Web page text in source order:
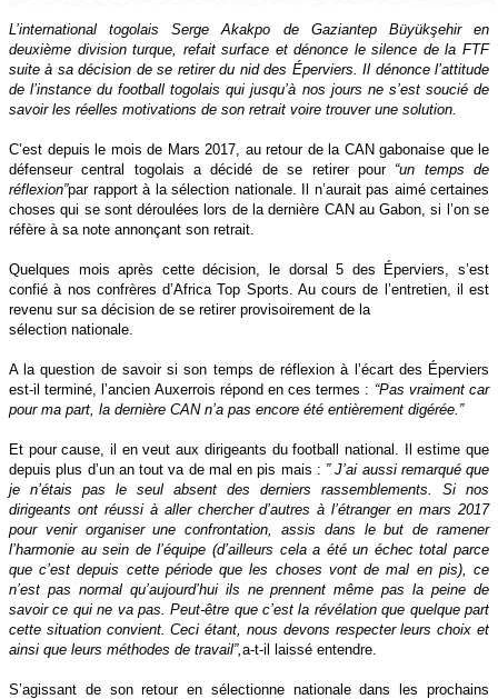
L’international togolais Serge Akakpo de Gaziantep Büyükşehir en
deuxième division turque, refait surface et dénonce le silence de la FTF
suite à sa décision de se retirer du nid des Éperviers. Il dénonce l’attitude
de l’instance du football togolais qui jusqu’à nos jours ne s’est soucié de
savoir les réelles motivations de son retrait voire trouver une solution.
C’est depuis le mois de Mars 2017, au retour de la CAN gabonaise que le
défenseur central togolais a décidé de se retirer pour “un temps de
réflexion”par rapport à la sélection nationale. Il n’aurait pas aimé certaines
choses qui se sont déroulées lors de la dernière CAN au Gabon, si l’on se
réfère à sa note annonçant son retrait.
Quelques mois après cette décision, le dorsal 5 des Éperviers, s’est
confié à nos confrères d’Africa Top Sports. Au cours de l’entretien, il est
revenu sur sa décision de se retirer provisoirement de la
sélection nationale.
A la question de savoir si son temps de réflexion à l’écart des Éperviers
est-il terminé, l’ancien Auxerrois répond en ces termes : “Pas vraiment car
pour ma part, la dernière CAN n’a pas encore été entièrement digérée.”
Et pour cause, il en veut aux dirigeants du football national. Il estime que
depuis plus d’un an tout va de mal en pis mais : ” J’ai aussi remarqué que
je n’étais pas le seul absent des derniers rassemblements. Si nos
dirigeants ont réussi à aller chercher d’autres à l’étranger en mars 2017
pour venir organiser une confrontation, assis dans le but de ramener
l’harmonie au sein de l’équipe (d’ailleurs cela a été un échec total parce
que c’est depuis cette période que les choses vont de mal en pis), ce
n’est pas normal qu’aujourd’hui ils ne prennent même pas la peine de
savoir ce qui ne va pas. Peut-être que c’est la révélation que quelque part
cette situation convient. Ceci étant, nous devons respecter leurs choix et
ainsi que leurs méthodes de travail”, a-t-il laissé entendre.
S’agissant de son retour en sélectionne nationale dans les prochains